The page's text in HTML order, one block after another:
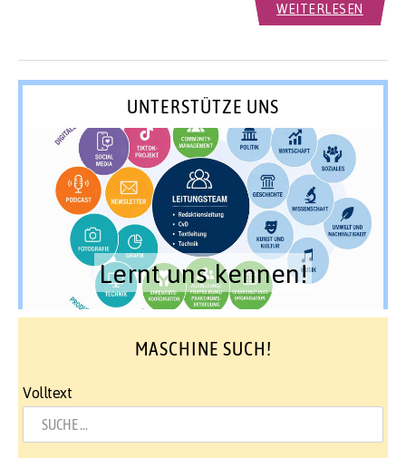
WEITERLESEN
UNTERSTÜTZE UNS
Lernt uns kennen!
MASCHINE SUCH!
Volltext